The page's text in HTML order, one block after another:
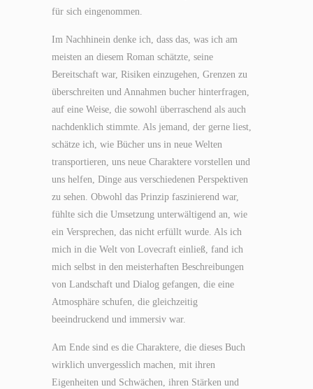
für sich eingenommen.
Im Nachhinein denke ich, dass das, was ich am
meisten an diesem Roman schätzte, seine
Bereitschaft war, Risiken einzugehen, Grenzen zu
überschreiten und Annahmen bucher hinterfragen,
auf eine Weise, die sowohl überraschend als auch
nachdenklich stimmte. Als jemand, der gerne liest,
schätze ich, wie Bücher uns in neue Welten
transportieren, uns neue Charaktere vorstellen und
uns helfen, Dinge aus verschiedenen Perspektiven
zu sehen. Obwohl das Prinzip faszinierend war,
fühlte sich die Umsetzung unterwältigend an, wie
ein Versprechen, das nicht erfüllt wurde. Als ich
mich in die Welt von Lovecraft einließ, fand ich
mich selbst in den meisterhaften Beschreibungen
von Landschaft und Dialog gefangen, die eine
Atmosphäre schufen, die gleichzeitig
beeindruckend und immersiv war.
Am Ende sind es die Charaktere, die dieses Buch
wirklich unvergesslich machen, mit ihren
Eigenheiten und Schwächen, ihren Stärken und